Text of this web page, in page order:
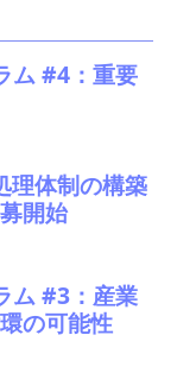
ム #4：重要
体制の構築
開始
ム #3：産業
の可能性